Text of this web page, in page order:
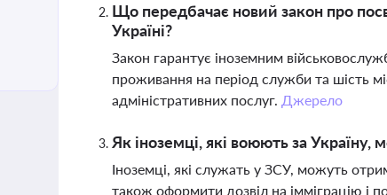
Що передбачає новий закон про
Україні?
Закон гарантує іноземним
проживання на період служби та шість
адміністративних послуг. Джерело
Як іноземці, які воюють за Україну,
Іноземці, які служать у ЗСУ, можуть
також оформити дозвіл на імміграцію і